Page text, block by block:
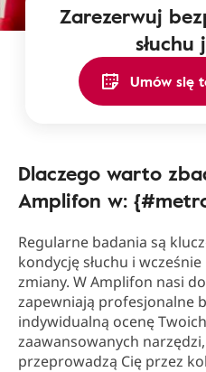
Zarezerwuj
słuchu
Umów się
Dlaczego warto
Amplifon w:
Regularne badania są
kondycję słuchu i
zmiany. W Amplifon nasi
zapewniają profesjonalne
indywidualną ocenę
zaawansowanych
przeprowadzą Cię przez